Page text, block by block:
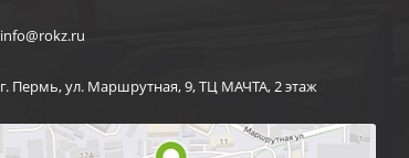
info@rokz.ru
г. Пермь, ул. Маршрутная, 9, ТЦ МАЧТА, 2 этаж